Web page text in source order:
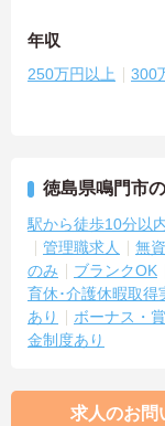
年収
250万円以上 300
徳島県鳴門市
駅から徒歩10分以
管理職求人
無
のみ
ブランクOK
育休･介護休暇取得
あり
ボーナス・
金制度あり
求人のお問